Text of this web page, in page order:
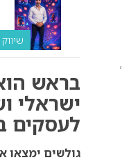
בראש
ישראלי
לעסקים
גולשים ימצאו